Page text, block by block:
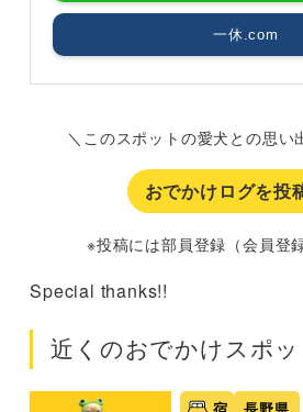
一休.com
＼このスポットの愛犬との思い
おでかけログを投
※投稿には部員登録（会員登
Special thanks!!
近くのおでかけスポッ